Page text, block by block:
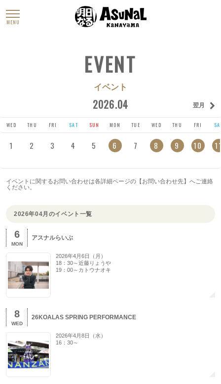
MENU
EVENT
イベント
2026.04 翌月
WED
1
THU
2
FRI
3
SAT
4
SUN
5
MON
6
TUE
7
WED
8
THU
9
FRI
10
イベントに関するお問い合わせは各詳細ページの【お問い合わせ先】へご連絡
ください。
2026年04月のイベント一覧
6
MON
アスナルらいぶ
2026年4月6日（月）
18：30～近藤りょうや
19：00～カトウナオキ
8
WED
26KOALAS SPRING PERFORMANCE
2026年4月8日（水）
16：30～